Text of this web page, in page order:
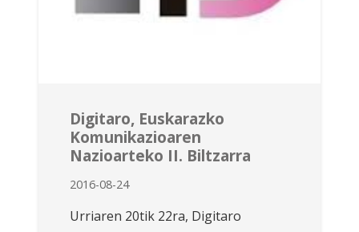
Digitaro, Euskarazko
Komunikazioaren
Nazioarteko II. Biltzarra
2016-08-24
Urriaren 20tik 22ra, Digitaro